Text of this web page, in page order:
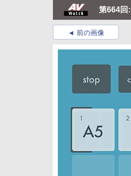
第664回
前の画像